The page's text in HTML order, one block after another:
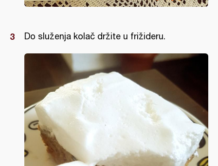
Do služenja kolač držite u frižideru.